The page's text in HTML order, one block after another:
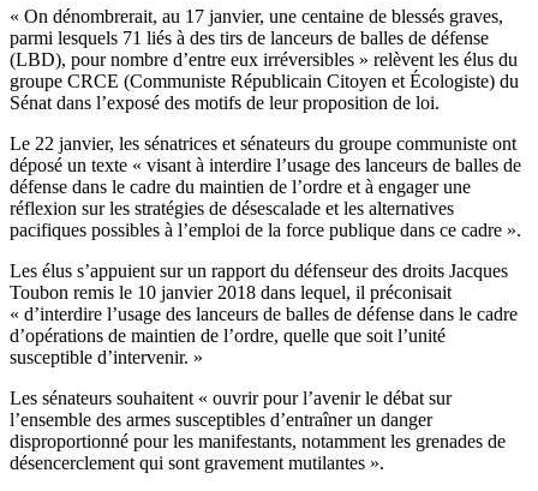
« On dénombrerait, au 17 janvier, une centaine de blessés graves,
parmi lesquels 71 liés à des tirs de lanceurs de balles de défense
(LBD), pour nombre d’entre eux irréversibles » relèvent les élus du
groupe CRCE (Communiste Républicain Citoyen et Écologiste) du
Sénat dans l’exposé des motifs de leur proposition de loi.
Le 22 janvier, les sénatrices et sénateurs du groupe communiste ont
déposé un texte « visant à interdire l’usage des lanceurs de balles de
défense dans le cadre du maintien de l’ordre et à engager une
réflexion sur les stratégies de désescalade et les alternatives
pacifiques possibles à l’emploi de la force publique dans ce cadre ».
Les élus s’appuient sur un rapport du défenseur des droits Jacques
Toubon remis le 10 janvier 2018 dans lequel, il préconisait
« d’interdire l’usage des lanceurs de balles de défense dans le cadre
d’opérations de maintien de l’ordre, quelle que soit l’unité
susceptible d’intervenir. »
Les sénateurs souhaitent « ouvrir pour l’avenir le débat sur
l’ensemble des armes susceptibles d’entraîner un danger
disproportionné pour les manifestants, notamment les grenades de
désencerclement qui sont gravement mutilantes ».